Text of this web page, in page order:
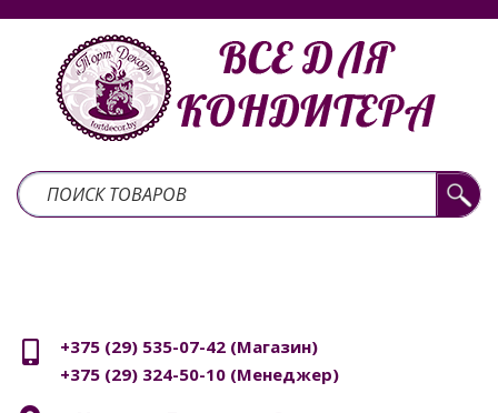
+375 (29) 535-07-42 (Магазин)
+375 (29) 324-50-10 (Менеджер)